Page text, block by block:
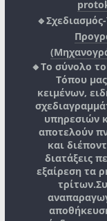
🔸Το σύνολο
Τόπου
κειμένων,
υπηρεσιών
αποτελούν
και
διατάξεις
εξαίρεση τα
τρίτων.